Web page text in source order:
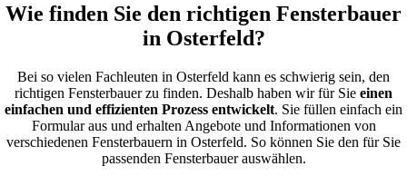
Wie finden Sie den richtigen Fensterbauer
in Osterfeld?
Bei so vielen Fachleuten in Osterfeld kann es schwierig sein, den
richtigen Fensterbauer zu finden. Deshalb haben wir für Sie einen
einfachen und effizienten Prozess entwickelt. Sie füllen einfach ein
Formular aus und erhalten Angebote und Informationen von
verschiedenen Fensterbauern in Osterfeld. So können Sie den für Sie
passenden Fensterbauer auswählen.